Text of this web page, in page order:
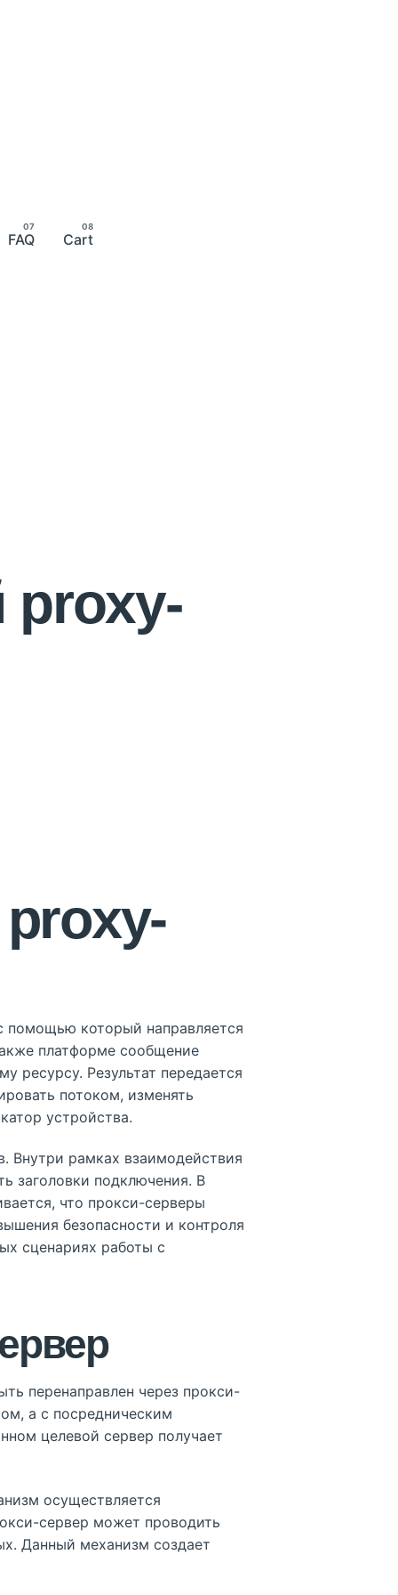
FAQ Cart
proxy-
помощью который направляется
платформе сообщение
ресурсу. Результат передается
потоком, изменять
устройства.
Внутри рамках взаимодействия
заголовки подключения. В
что прокси-серверы
безопасности и контроля
сценариях работы с
перенаправлен через прокси-
а с посредническим
целевой сервер получает
осуществляется
сервер может проводить
Данный механизм создает